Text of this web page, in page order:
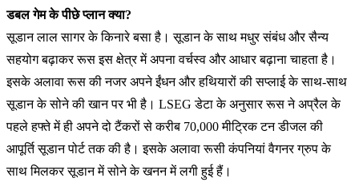
डबल गेम के पीछे प्लान क्या?
सूडान लाल सागर के किनारे बसा है। सूडान के साथ मधुर संबंध और सैन्य
सहयोग बढ़ाकर रूस इस क्षेत्र में अपना वर्चस्व और आधार बढ़ाना चाहता है।
इसके अलावा रूस की नजर अपने ईंधन और हथियारों की सप्लाई के साथ-साथ
सूडान के सोने की खान पर भी है। LSEG डेटा के अनुसार रूस ने अप्रैल के
पहले हफ्ते में ही अपने दो टैंकरों से करीब 70,000 मीट्रिक टन डीजल की
आपूर्ति सूडान पोर्ट तक की है। इसके अलावा रूसी कंपनियां वैगनर ग्रुप के
साथ मिलकर सूडान में सोने के खनन में लगी हुई हैं।